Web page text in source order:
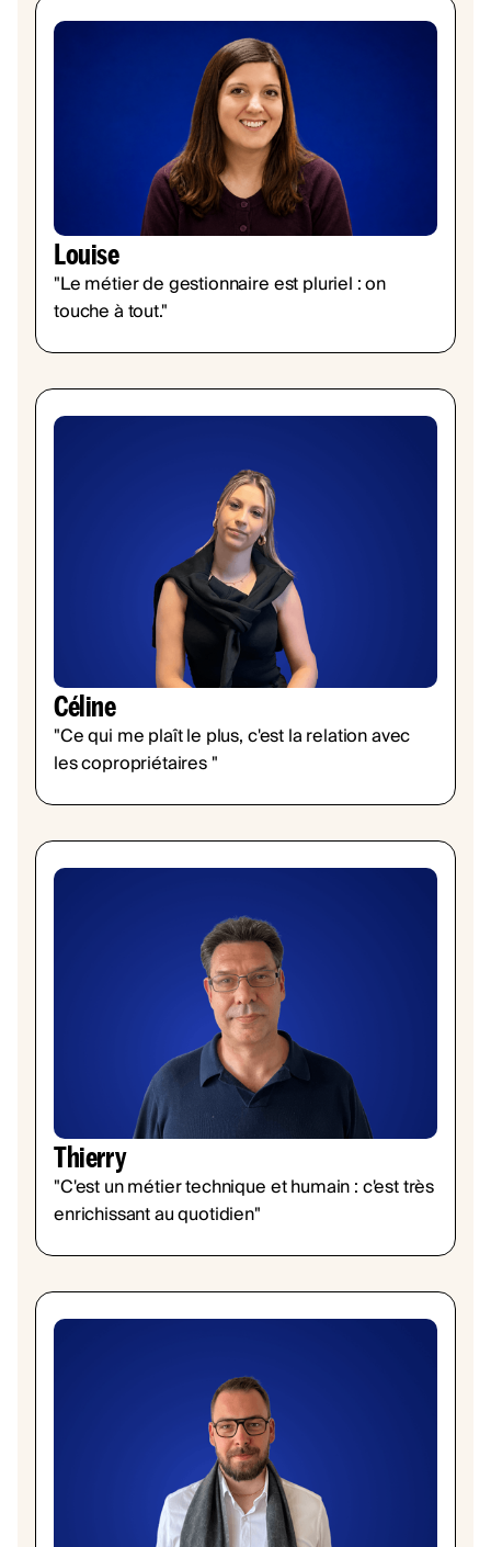
Louise
"Le métier de gestionnaire est pluriel : on
touche à tout."
Céline
"Ce qui me plaît le plus, c'est la relation avec
les copropriétaires "
Thierry
"C'est un métier technique et humain : c'est très
enrichissant au quotidien"